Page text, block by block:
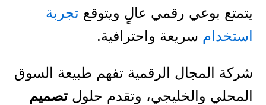
يتمتع بوعي رقمي عالٍ ويتوقع تجربة
استخدام سريعة واحترافية.
شركة المجال الرقمية تفهم طبيعة السوق
المحلي والخليجي، وتقدم حلولتصميم